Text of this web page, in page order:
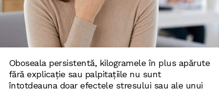
Oboseala persistentă, kilogramele în plus apărute
fără explicație sau palpitațiile nu sunt
întotdeauna doar efectele stresului sau ale unui